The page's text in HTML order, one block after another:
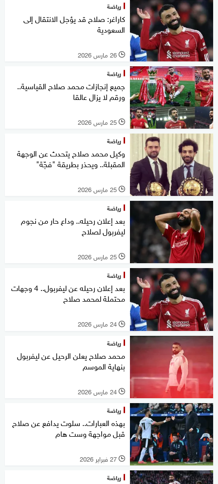
رياضة
كاراغر: صلاح قد يؤجل الانتقال إلى
السعودية
l 26 مارس 2026
رياضة
جميع إنجازات محمد صلاح القياسية..
ورقم لا يزال عالقا
l 25 مارس 2026
رياضة
وكيل محمد صلاح يتحدث عن الوجهة
المقبلة.. ويحذر بطريقة "فجّة"
l 25 مارس 2026
رياضة
بعد إعلان رحيله.. وداع حار من نجوم
ليفربول لصلاح
l 25 مارس 2026
رياضة
بعد إعلان رحيله عن ليفربول.. 4 وجهات
محتملة لمحمد صلاح
l 24 مارس 2026
رياضة
محمد صلاح يعلن الرحيل عن ليفربول
بنهاية الموسم
l 24 مارس 2026
رياضة
بهذه العبارات.. سلوت يدافع عن صلاح
قبل مواجهة وست هام
l 27 فبراير 2026
رياضة